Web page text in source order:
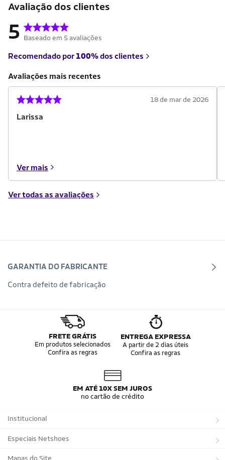
Avaliação dos clientes
5 Baseado em 5 avaliações
Recomendado por 100%dos clientes
Avaliações mais recentes
Larissa
18 de mar de 2026
Ver mais
Ver todas as avaliações
GARANTIA DO FABRICANTE
Contra defeito de fabricação
FRETE GRÁTIS
Em produtos selecionados
Confira as regras
ENTREGA EXPRESSA
A partir de 2 dias úteis
Confira as regras
EM ATÉ 10X SEM JUROS
no cartão de crédito
Institucional
Sobre a Netshoes
Política de Privacidade
Especiais Netshoes
Suplementos
Mapas do Site